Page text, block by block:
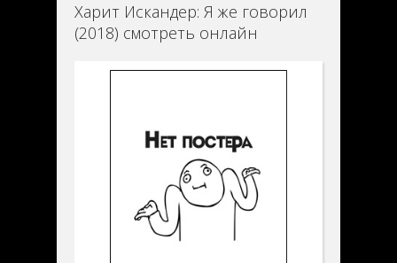
Харит Искандер: Я же говорил
(2018) смотреть онлайн